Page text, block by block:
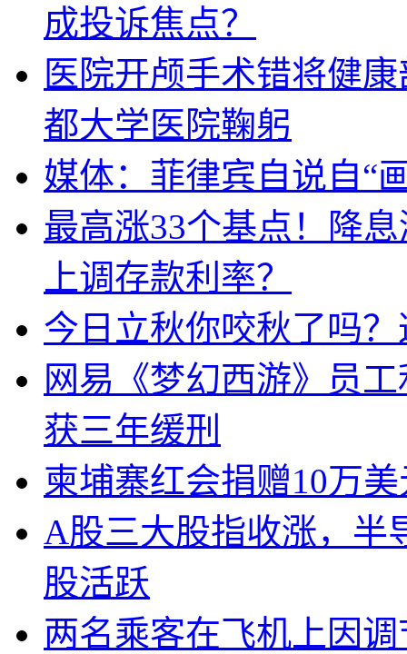
成投诉焦点？
医院开颅手术错将健
都大学医院鞠躬
媒体：菲律宾自说自“
最高涨33个基点！降
上调存款利率？
今日立秋你咬秋了吗
网易《梦幻西游》员
获三年缓刑
柬埔寨红会捐赠10万
A股三大股指收涨，半
股活跃
两名乘客在飞机上因